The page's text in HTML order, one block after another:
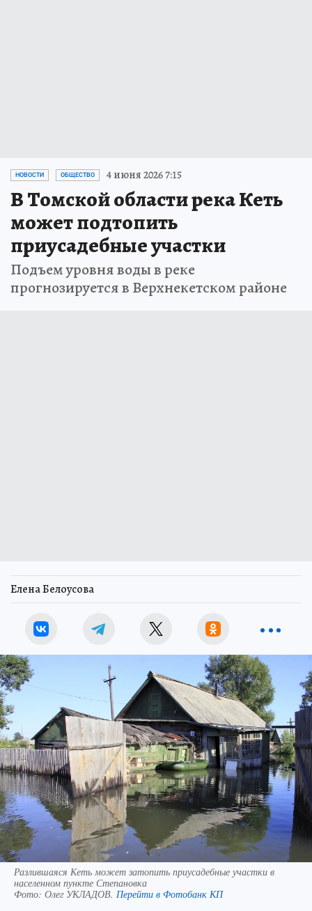
НОВОСТИ ОБЩЕСТВО 4 июня 2026 7:15
В Томской области река Кеть
может подтопить
приусадебные участки
Подъем уровня воды в реке
прогнозируется в Верхнекетском районе
Елена Белоусова
Разлившаяся Кеть может затопить приусадебные участки в
населенном пункте Степановка
Фото: Олег УКЛАДОВ. Перейти в Фотобанк КП